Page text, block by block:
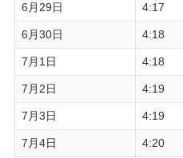
6月29日 4:17
6月30日 4:18
7月1日 4:18
7月2日 4:19
7月3日 4:19
7月4日 4:20